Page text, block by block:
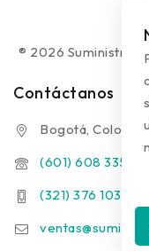
® 2026 Suministros
Contáctanos
Bogotá,
(601) 608 3354
(321) 376 1031 -